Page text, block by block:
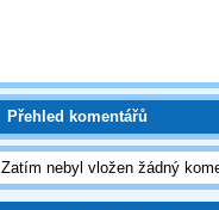
Přehled komentářů
Zatím nebyl vložen žádný